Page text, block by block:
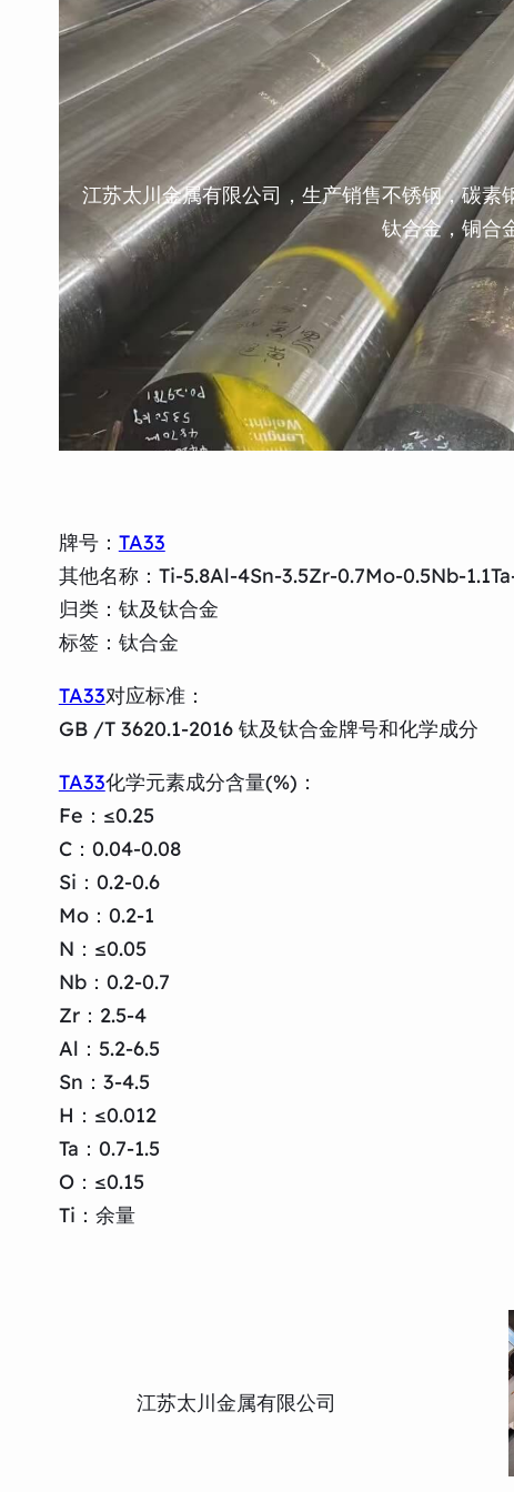
江苏太川金属有限公司，生产销售不锈钢，碳
钛合金，铜合
牌号： TA33
其他名称：Ti-5.8Al-4Sn-3.5Zr-0.7Mo-0.5Nb-
归类：钛及钛合金
标签：钛合金
TA33对应标准：
GB /T 3620.1-2016 钛及钛合金牌号和化学成分
TA33化学元素成分含量(%)：
Fe：≤0.25
C：0.04-0.08
Si：0.2-0.6
Mo：0.2-1
N：≤0.05
Nb：0.2-0.7
Zr：2.5-4
Al：5.2-6.5
Sn：3-4.5
H：≤0.012
Ta：0.7-1.5
O：≤0.15
Ti：余量
江苏太川金属有限公司